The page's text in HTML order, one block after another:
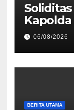
06/08/2026
BERITA UTAMA